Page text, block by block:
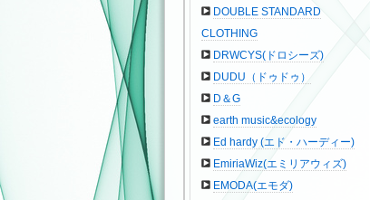
DOUBLE STANDARD
CLOTHING
DRWCYS(ドロシーズ)
DUDU（ドゥドゥ）
D＆G
earth music&ecology
Ed hardy (エド・ハーディー)
EmiriaWiz(エミリアウィズ)
EMODA(エモダ)